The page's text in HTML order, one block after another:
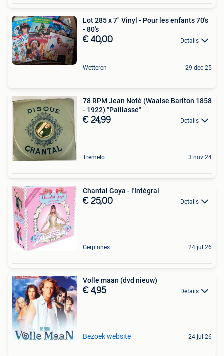
Lot 285 x 7" Vinyl - Pour les enfants 70's
- 80's
€ 40,00 Details
Wetteren 29 dec 25
78 RPM Jean Noté (Waalse Bariton 1858
- 1922) "Paillasse"
€ 24,99 Details
Tremelo 3 nov 24
Chantal Goya - l'Intégral
€ 25,00 Details
Gerpinnes 24 jul 26
Volle maan (dvd nieuw)
€ 4,95 Details
Bezoek website 24 jul 26